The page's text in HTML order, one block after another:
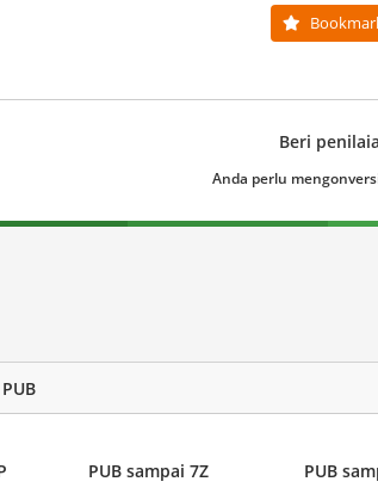
Beri
Anda perlu
PUB sampai 7Z PUB